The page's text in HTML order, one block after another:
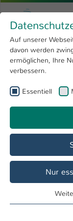
Research
University
International
Skip to main content
University of
You are here:
Suche
Studiengänge
Auf unserer
davon werden
ermöglichen, Ihre
verbessern.
Essentiell
Nur
Essentielle